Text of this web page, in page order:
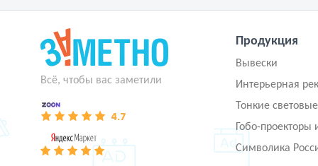
Всё, чтобы вас заметили
Продукция
Вывески
Интерьерная
Тонкие
Гобо-проекторы
Символика